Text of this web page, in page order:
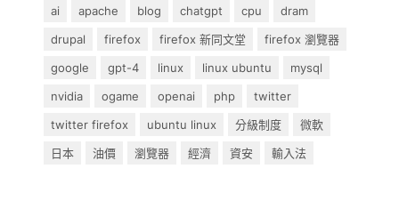
ai apache blog chatgpt cpu
dram
drupal
firefox firefox 新同文堂
firefox 瀏覽器
google
gpt-4 linux linux ubuntu
mysql
nvidia
ogame openai php
twitter
twitter firefox
ubuntu linux 分級制度
微軟
日本
油價 瀏覽器 經濟 資安 輸入法